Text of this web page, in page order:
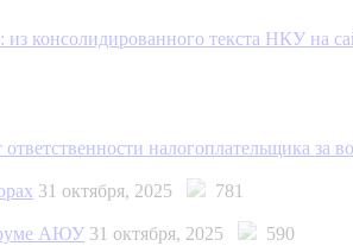
текста НКУ на
ответственности налогоплательщика за
31 октября, 2025 781
АЮУ 31 октября, 2025 590